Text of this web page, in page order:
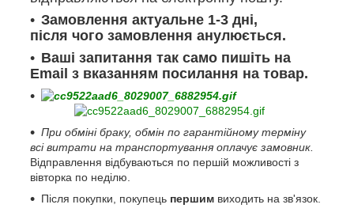
Замовлення актуальне 1-3 дні,
після чого замовлення анулюється.
Ваші запитання так само пишіть на
Email з вказанням посилання на товар.
При обміні браку, обмін по гарантійному терміну
всі витрати на транспортування оплачує замовник.
Відправлення відбуваються по першій можливості з
вівторка по неділю.
Після покупки, покупець першим виходить на зв'язок.